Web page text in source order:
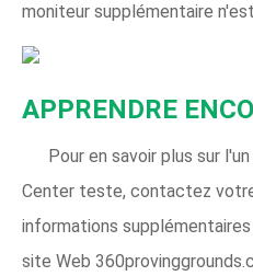
moniteur supplémentaire
APPRENDRE
Pour en savoir plus sur
Center teste, contactez
informations
site Web